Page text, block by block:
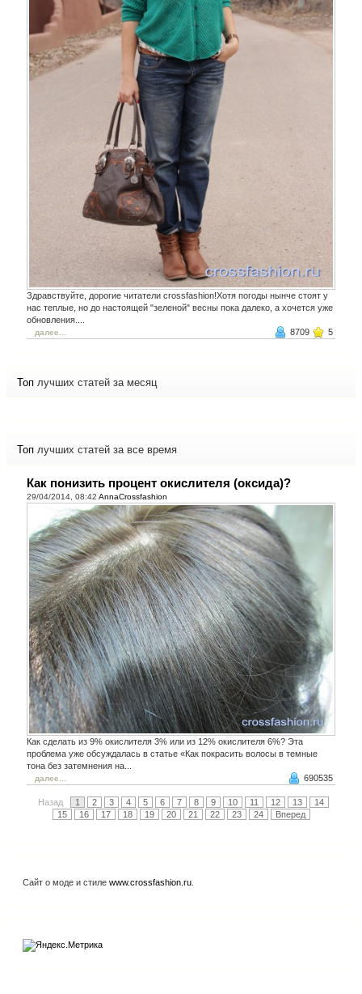
Здравствуйте, дорогие читатели crossfashion!Хотя погоды нынче стоят у
нас теплые, но до настоящей "зеленой" весны пока далеко, а хочется уже
обновления....
далее... 8709 5
Топ лучших статей за месяц
Топ лучших статей за все время
Как понизить процент окислителя (оксида)?
29/04/2014, 08:42 AnnaCrossfashion
Как сделать из 9% окислителя 3% или из 12% окислителя 6%? Эта
проблема уже обсуждалась в статье «Как покрасить волосы в темные
тона без затемнения на...
далее... 690535
Назад 1 2 3 4 5 6 7 8 9 10 11 12 13
14
15
16 17 18 19 20 21 22 23 24 Вперед
Сайт о моде и стиле www.crossfashion.ru